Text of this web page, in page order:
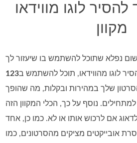
להסיר לוגו מווידאו
מקוון
נפלא שתוכל להשתמש בו שיעזור לך
לוגו מהווידאו, תוכל להשתמש ב
שלך במהירות ובקלות, מה שהופך
נוסף על כך, הכלי המקוון הזה
אם לרכוש אותו או לא. כמו כן, אחד
אובייקטים מציקים מהסרטונים, כמו